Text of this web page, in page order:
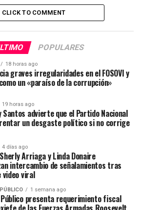
CLICK TO COMMENT
POPULARES
18 horas ago
graves irregularidades en el FOSOVI y
un «paraíso de la corrupción»
19 horas ago
Santos advierte que el Partido Nacional
un desgaste político si no corrige
4 días ago
Arriaga y Linda Donaire
intercambio de señalamientos tras
viral
1 semana ago
presenta requerimiento fiscal